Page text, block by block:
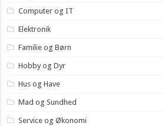
Computer og IT
Elektronik
Familie og Børn
Hobby og Dyr
Hus og Have
Mad og Sundhed
Service og Økonomi